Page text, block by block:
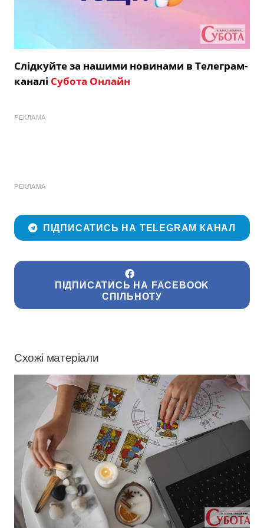
Слідкуйте за нашими новинами в Телеграм-
каналі Субота Онлайн
РЕКЛАМА
РЕКЛАМА
ПІДПИСАТИСЬ НА TELEGRAM КАНАЛ
ПІДПИСАТИСЬ НА FACEBOOK
СПІЛЬНОТУ
Схожі матеріали